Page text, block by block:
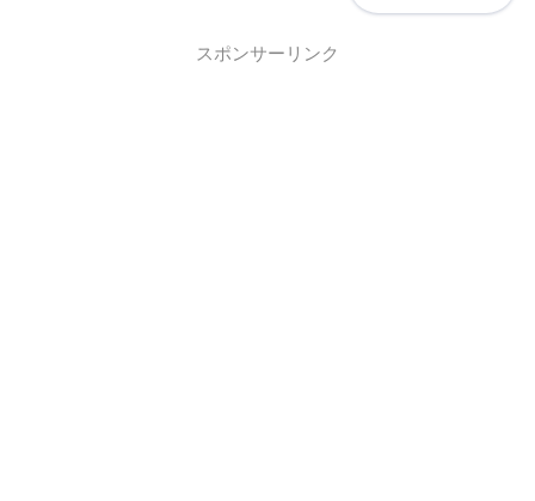
スポンサーリンク